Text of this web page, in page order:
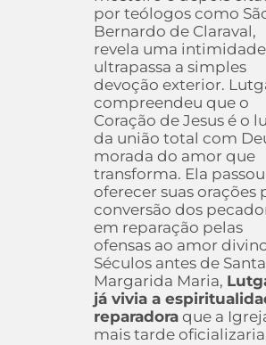
por teólogos como
Bernardo de Claraval,
revela uma
ultrapassa a simples
devoção exterior.
compreendeu que o
Coração de Jesus é o
da união total com
morada do amor que
transforma. Ela
oferecer suas orações
conversão dos
em reparação pelas
ofensas ao amor
Séculos antes de Santa
Margarida Maria,
já vivia a
reparadoraque a
mais tarde